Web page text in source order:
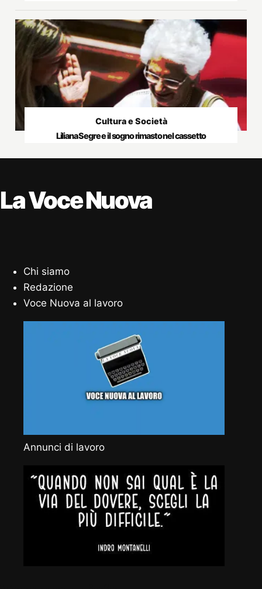
Cultura e Società
Liliana Segre e il sogno rimasto nel cassetto
La Voce Nuova
Chi siamo
Redazione
Voce Nuova al lavoro
Annunci di lavoro